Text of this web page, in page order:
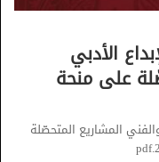
الأدبي
على منحة
المشاريع المتحصّلة